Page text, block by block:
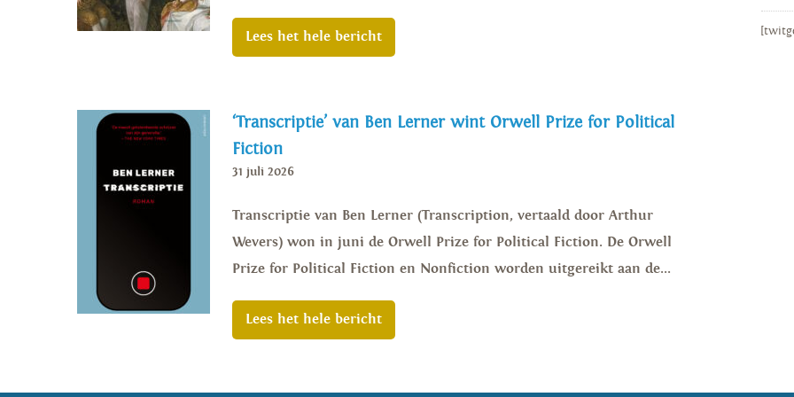
Lees het hele bericht
‘Transcriptie’ van Ben Lerner wint Orwell Prize for Political
Fiction
31 juli 2026
Transcriptie van Ben Lerner (Transcription, vertaald door Arthur
Wevers) won in juni de Orwell Prize for Political Fiction. De Orwell
Prize for Political Fiction en Nonfiction worden uitgereikt aan de...
Lees het hele bericht